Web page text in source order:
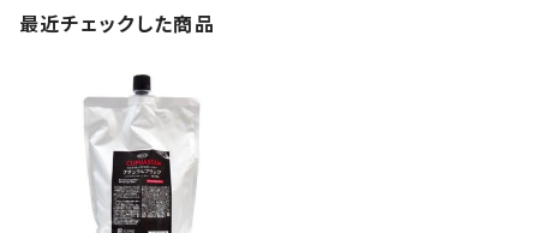
最近チェックした商品